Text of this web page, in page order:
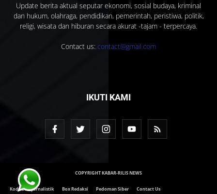
Update berita aktual seputar ekonomi, sosial budaya, kriminal
dan hukum, olahraga, pendidikan, pemerintah, peristiwa, politik,
religi, wisata dan hiburan secara akurat -tajam - terpercaya.
Contact us: contact@gmail.com
IKUTI KAMI
COPYRIGHT KABAR-RILIS NEWS
Kode Etik Jurnalistik Box Redaksi Pedoman Siber Contact Us